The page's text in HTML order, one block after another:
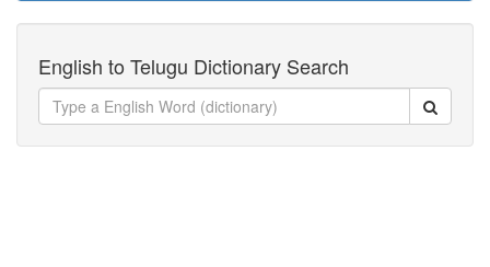
English to Telugu Dictionary Search